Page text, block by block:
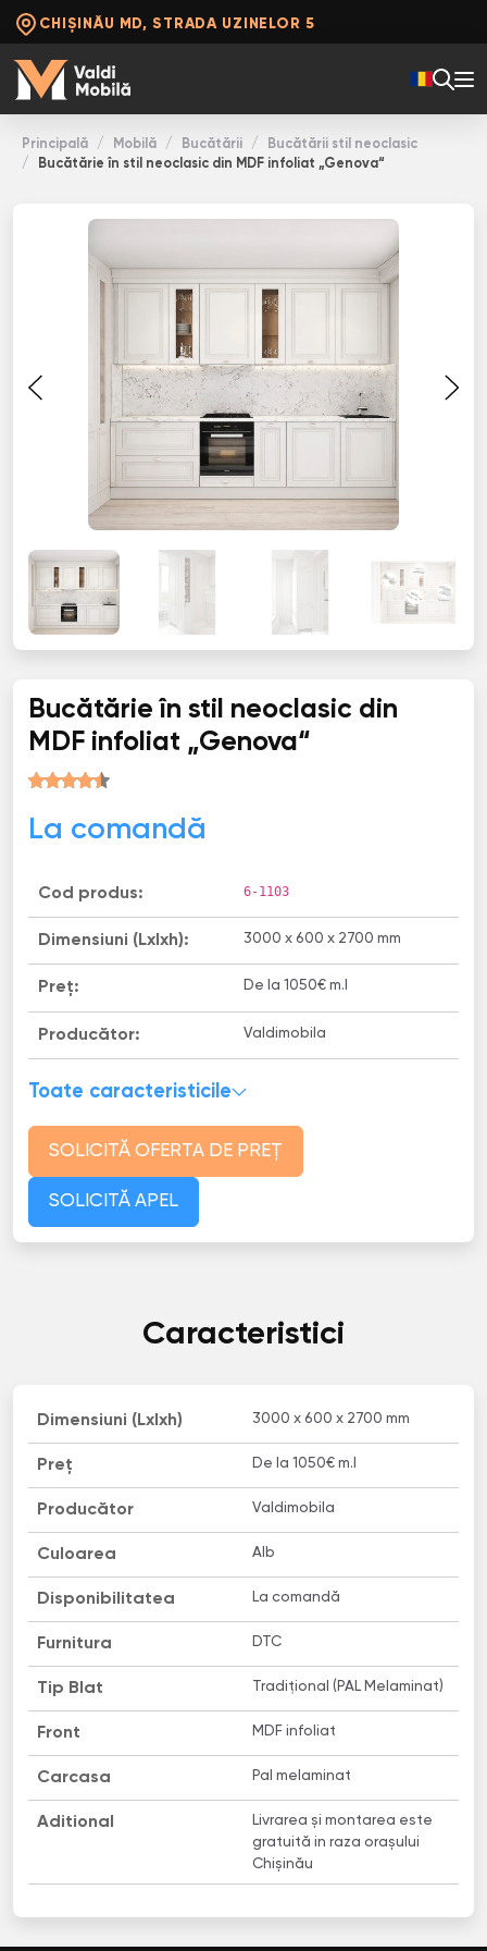
CHIȘINĂU MD, STRADA UZINELOR 5
Principală Mobilă Bucătării
Bucătării stil neoclasic
Bucătărie în stil neoclasic din MDF infoliat „Genova“
Bucătărie în stil neoclasic din
MDF infoliat „Genova“
La comandă
Cod produs: 6-1103
Dimensiuni (Lxlxh): 3000 x 600 x 2700 mm
Preț: De la 1050€ m.l
Producător: Valdimobila
Toate caracteristicile
SOLICITĂ OFERTA DE PREȚ
SOLICITĂ APEL
Caracteristici
Dimensiuni (Lxlxh) 3000 x 600 x 2700 mm
Preț De la 1050€ m.l
Producător Valdimobila
Culoarea Alb
Disponibilitatea La comandă
Furnitura DTC
Tip Blat Tradițional (PAL Melaminat)
Front MDF infoliat
Carcasa Pal melaminat
Aditional
Livrarea și montarea este
gratuită in raza orașului
Chișinău